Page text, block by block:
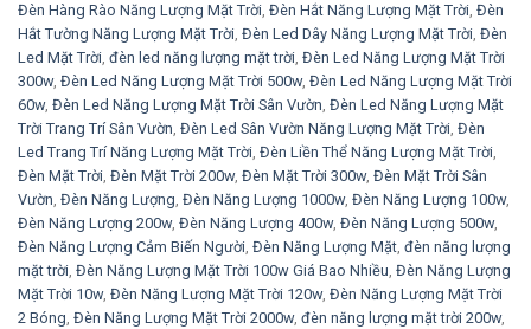
Đèn Hàng Rào Năng Lượng Mặt Trời, Đèn Hắt Năng Lượng Mặt Trời, Đèn
Hắt Tường Năng Lượng Mặt Trời, Đèn Led Dây Năng Lượng Mặt Trời, Đèn
Led Mặt Trời, đèn led năng lượng mặt trời, Đèn Led Năng Lượng Mặt Trời
300w, Đèn Led Năng Lượng Mặt Trời 500w, Đèn Led Năng Lượng Mặt Trời
60w, Đèn Led Năng Lượng Mặt Trời Sân Vườn, Đèn Led Năng Lượng Mặt
Trời Trang Trí Sân Vườn, Đèn Led Sân Vườn Năng Lượng Mặt Trời, Đèn
Led Trang Trí Năng Lượng Mặt Trời, Đèn Liền Thể Năng Lượng Mặt Trời,
Đèn Mặt Trời, Đèn Mặt Trời 200w, Đèn Mặt Trời 300w, Đèn Mặt Trời Sân
Vườn, Đèn Năng Lượng, Đèn Năng Lượng 1000w, Đèn Năng Lượng 100w,
Đèn Năng Lượng 200w, Đèn Năng Lượng 400w, Đèn Năng Lượng 500w,
Đèn Năng Lượng Cảm Biến Người, Đèn Năng Lượng Mặt, đèn năng lượng
mặt trời, Đèn Năng Lượng Mặt Trời 100w Giá Bao Nhiều, Đèn Năng Lượng
Mặt Trời 10w, Đèn Năng Lượng Mặt Trời 120w, Đèn Năng Lượng Mặt Trời
2 Bóng, Đèn Năng Lượng Mặt Trời 2000w, đèn năng lượng mặt trời 200w,